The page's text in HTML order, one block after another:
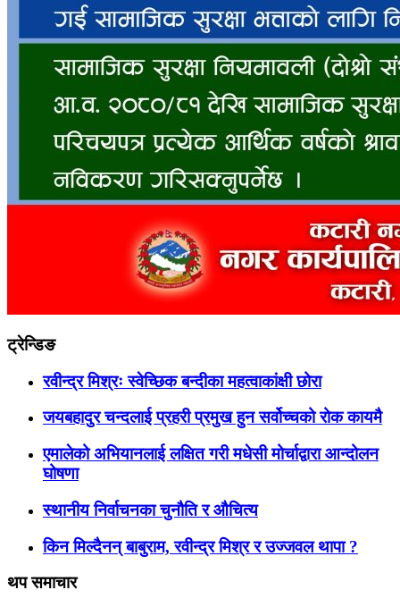
ट्रेन्डिङ
रवीन्द्र मिश्रः स्वेच्छिक बन्दीका महत्वाकांक्षी छोरा
जयबहादुर चन्दलाई प्रहरी प्रमुख हुन सर्वोच्चको रोक कायमै
एमालेको अभियानलाई लक्षित गरी मधेसी मोर्चाद्वारा आन्दोलन
घोषणा
स्थानीय निर्वाचनका चुनौति र औचित्य
किन मिल्दैनन् बाबुराम, रवीन्द्र मिश्र र उज्जवल थापा ?
थप समाचार